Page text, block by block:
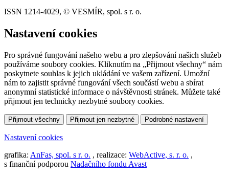
ISSN 1214-4029, © VESMÍR, spol. s r. o.
Nastavení cookies
Pro správné fungování našeho webu a pro zlepšování našich služeb
používáme soubory cookies. Kliknutím na „Přijmout všechny“ nám
poskytnete souhlas k jejich ukládání ve vašem zařízení. Umožní
nám to zajistit správné fungování všech součástí webu a sbírat
anonymní statistické informace o návštěvnosti stránek. Můžete také
přijmout jen technicky nezbytné soubory cookies.
Přijmout všechny Přijmout jen nezbytné Podrobné nastavení
Nastavení cookies
grafika: AnFas, spol. s r. o. , realizace: WebActive, s. r. o. ,
s finanční podporou Nadačního fondu Avast